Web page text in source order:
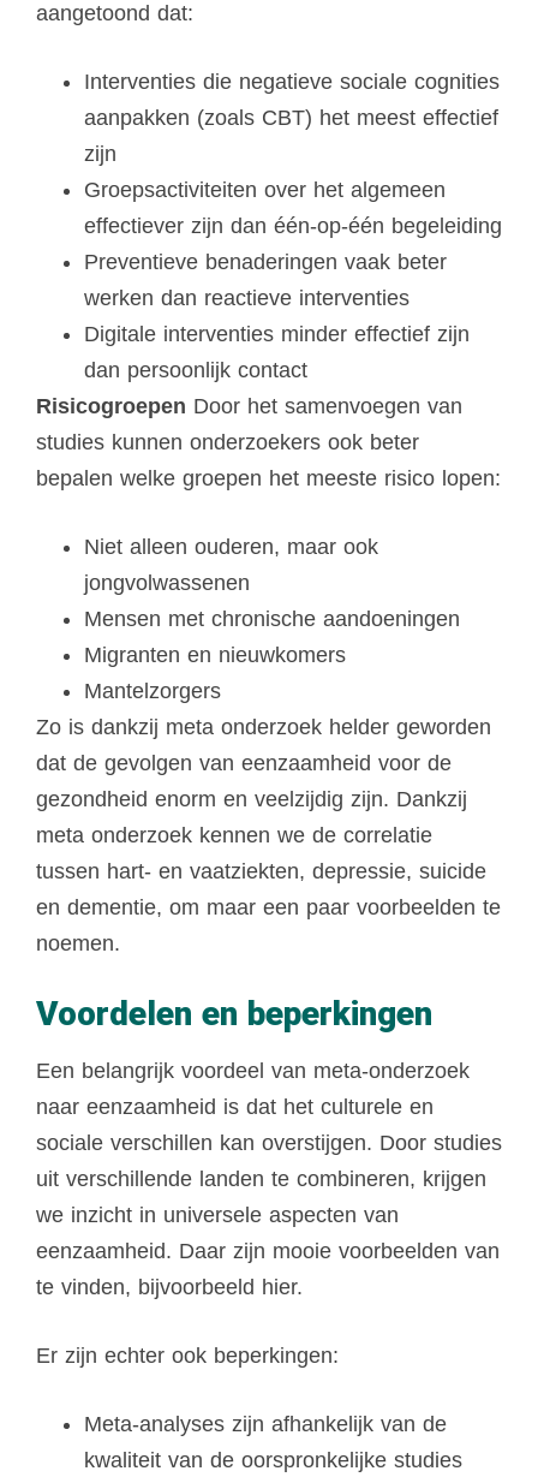
aangetoond dat:
Interventies die negatieve sociale cognities
aanpakken (zoals CBT) het meest effectief
zijn
Groepsactiviteiten over het algemeen
effectiever zijn dan één-op-één begeleiding
Preventieve benaderingen vaak beter
werken dan reactieve interventies
Digitale interventies minder effectief zijn
dan persoonlijk contact
Risicogroepen Door het samenvoegen van
studies kunnen onderzoekers ook beter
bepalen welke groepen het meeste risico lopen:
Niet alleen ouderen, maar ook
jongvolwassenen
Mensen met chronische aandoeningen
Migranten en nieuwkomers
Mantelzorgers
Zo is dankzij meta onderzoek helder geworden
dat de gevolgen van eenzaamheid voor de
gezondheid enorm en veelzijdig zijn. Dankzij
meta onderzoek kennen we de correlatie
tussen hart- en vaatziekten, depressie, suicide
en dementie, om maar een paar voorbeelden te
noemen.
Voordelen en beperkingen
Een belangrijk voordeel van meta-onderzoek
naar eenzaamheid is dat het culturele en
sociale verschillen kan overstijgen. Door studies
uit verschillende landen te combineren, krijgen
we inzicht in universele aspecten van
eenzaamheid. Daar zijn mooie voorbeelden van
te vinden, bijvoorbeeld hier.
Er zijn echter ook beperkingen:
Meta-analyses zijn afhankelijk van de
kwaliteit van de oorspronkelijke studies